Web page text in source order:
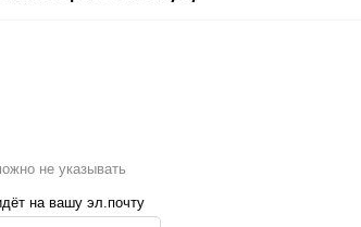
не указывать
на вашу эл.почту